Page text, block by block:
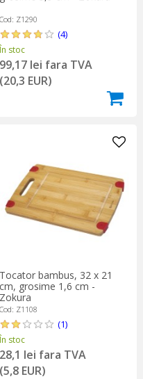
Cod: Z1290
(4)
În stoc
99,17 lei fara TVA
(20,3 EUR)
Tocator bambus, 32 x 21
cm, grosime 1,6 cm -
Zokura
Cod: Z1108
(1)
În stoc
28,1 lei fara TVA
(5,8 EUR)